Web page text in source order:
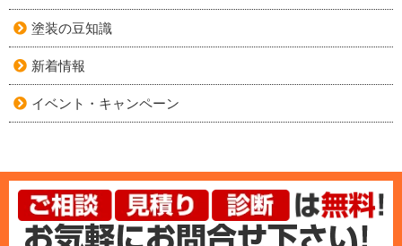
塗装の豆知識
新着情報
イベント・キャンペーン